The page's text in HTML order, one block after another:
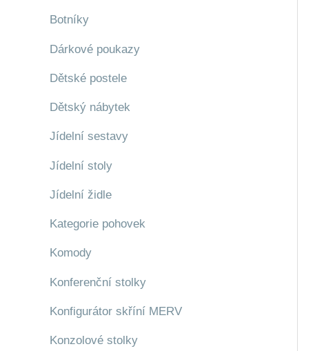
Botníky
Dárkové poukazy
Dětské postele
Dětský nábytek
Jídelní sestavy
Jídelní stoly
Jídelní židle
Kategorie pohovek
Komody
Konferenční stolky
Konfigurátor skříní MERV
Konzolové stolky